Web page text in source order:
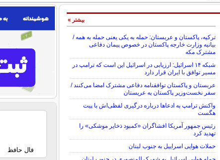
ترکیه، پاکستان و عربستان: حمله به یکی یعنی حمله به همه /
بیانیه وزارت خارجه پاکستان در خصوص پیمان دفاعی
مشترک مکه
شبکه ۱۴ اسرائیل: ارزیابی در اسرائیل این است که ترامپ در
مسیر توافق با ایران قرار دارد
عربستان و پاکستان توافقنامه دفاعی مشترک امضا می‌کنند /
سفر نخست‌وزیر پاکستان به عربستان
واکنش ترامپ به ادعاها درباره درگیری لفظی‌اش با پیت
هگست
رئیس جمهور آمریکا افشاگران «کمبود ذخایر موشکی» را
تهدید کرد
حملات هوایی اسراییل به جنوب لبنان
بیشتر »
فال حافظ